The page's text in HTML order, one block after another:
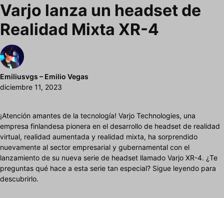
Varjo lanza un headset de
Realidad Mixta XR-4
Emiliusvgs – Emilio Vegas
diciembre 11, 2023
¡Atención amantes de la tecnología! Varjo Technologies, una
empresa finlandesa pionera en el desarrollo de headset de realidad
virtual, realidad aumentada y realidad mixta, ha sorprendido
nuevamente al sector empresarial y gubernamental con el
lanzamiento de su nueva serie de headset llamado Varjo XR-4. ¿Te
preguntas qué hace a esta serie tan especial? Sigue leyendo para
descubrirlo.